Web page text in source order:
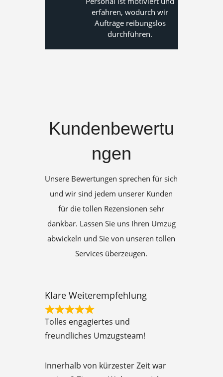
erfahren, wodurch wir
Aufträge reibungslos
durchführen.
Kundenbewertu
ngen
Unsere Bewertungen sprechen für sich
und wir sind jedem unserer Kunden
für die tollen Rezensionen sehr
dankbar. Lassen Sie uns Ihren Umzug
abwickeln und Sie von unseren tollen
Services überzeugen.
Klare Weiterempfehlung
R
a
d
Tolles engagiertes und
freundliches Umzugsteam!
Innerhalb von kürzester Zeit war